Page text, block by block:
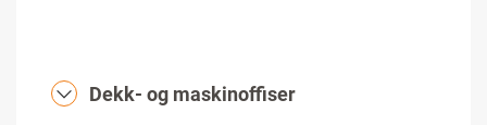
Dekk- og maskinoffiser